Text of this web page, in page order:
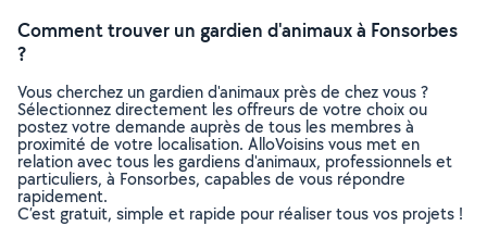
Comment trouver un gardien d'animaux à Fonsorbes
?
Vous cherchez un gardien d'animaux près de chez vous ?
Sélectionnez directement les offreurs de votre choix ou
postez votre demande auprès de tous les membres à
proximité de votre localisation. AlloVoisins vous met en
relation avec tous les gardiens d'animaux, professionnels et
particuliers, à Fonsorbes, capables de vous répondre
rapidement.
C’est gratuit, simple et rapide pour réaliser tous vos projets !